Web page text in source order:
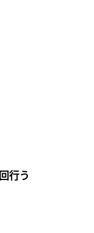
行う